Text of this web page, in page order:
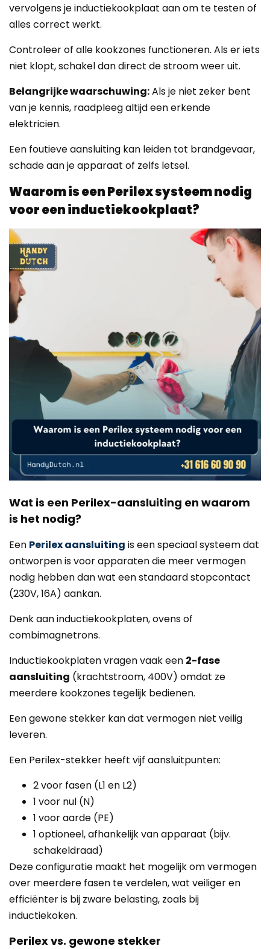
vervolgens je inductiekookplaat aan om te testen of
alles correct werkt.
Controleer of alle kookzones functioneren. Als er iets
niet klopt, schakel dan direct de stroom weer uit.
Belangrijke waarschuwing:Als je niet zeker bent
van je kennis, raadpleeg altijd een erkende
elektricien.
Een foutieve aansluiting kan leiden tot brandgevaar,
schade aan je apparaat of zelfs letsel.
Waarom is een Perilex systeem nodig
voor een inductiekookplaat?
Wat is een Perilex-aansluiting en waarom
is het nodig?
Een Perilex aansluiting is een speciaal systeem dat
ontworpen is voor apparaten die meer vermogen
nodig hebben dan wat een standaard stopcontact
(230V, 16A) aankan.
Denk aan inductiekookplaten, ovens of
combimagnetrons.
Inductiekookplaten vragen vaak een 2-fase
aansluiting (krachtstroom, 400V) omdat ze
meerdere kookzones tegelijk bedienen.
Een gewone stekker kan dat vermogen niet veilig
leveren.
Een Perilex-stekker heeft vijf aansluitpunten:
2 voor fasen (L1 en L2)
1 voor nul (N)
1 voor aarde (PE)
1 optioneel, afhankelijk van apparaat (bijv.
schakeldraad)
Deze configuratie maakt het mogelijk om vermogen
over meerdere fasen te verdelen, wat veiliger en
efficiënter is bij zware belasting, zoals bij
inductiekoken.
Perilex vs. gewone stekker